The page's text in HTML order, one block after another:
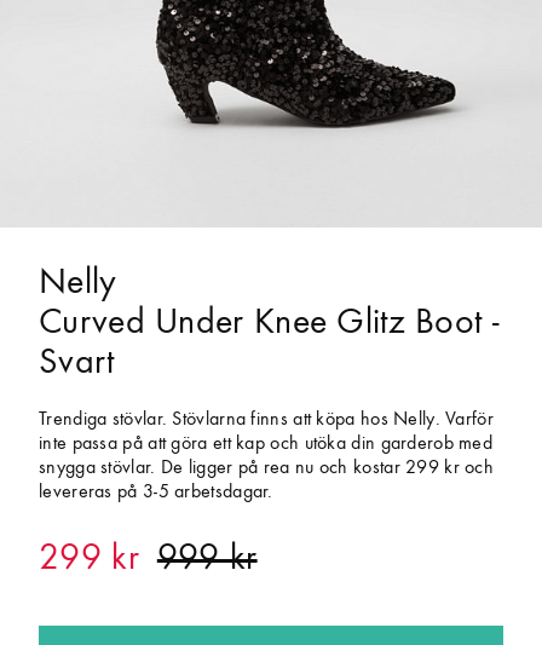
Nelly
Curved Under Knee Glitz Boot -
Svart
Trendiga stövlar. Stövlarna finns att köpa hos Nelly. Varför
inte passa på att göra ett kap och utöka din garderob med
snygga stövlar. De ligger på rea nu och kostar 299 kr och
levereras på 3-5 arbetsdagar.
299 kr